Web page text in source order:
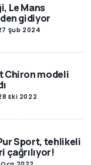
Le Mans
gidiyor
Şub 2024
Chiron modeli
Eki 2022
Sport, tehlikeli
çağrılıyor!